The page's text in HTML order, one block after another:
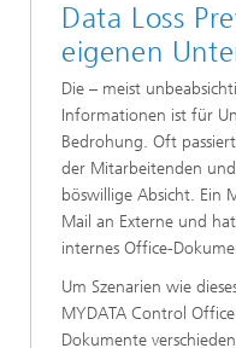
Data Loss
eigenen
Die – meist
Informationen ist für
Bedrohung. Oft
der Mitarbeitenden
böswillige Absicht. Ein
Mail an Externe und
internes Office-
Um Szenarien wie
MYDATA Control
Dokumente